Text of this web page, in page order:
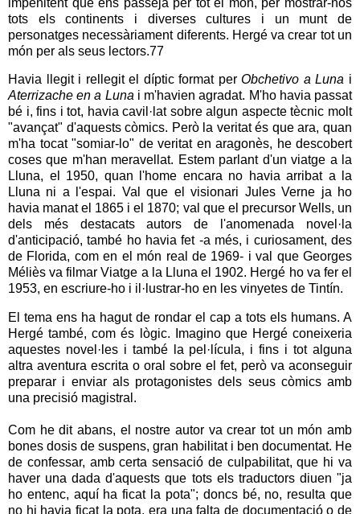
tots els continents i diverses cultures i un munt de
personatges necessàriament diferents. Hergé va crear tot un
món per als seus lectors.77
Havia llegit i rellegit el díptic format perObchetivo a Luna i
Aterrizache en a Lunai m'havien agradat. M'ho havia passat
bé i, fins i tot, havia cavil·lat sobre algun aspecte tècnic molt
"avançat" d'aquests còmics. Però la veritat és que ara, quan
m'ha tocat "somiar-lo" de veritat en aragonès, he descobert
coses que m'han meravellat. Estem parlant d'un viatge a la
Lluna, el 1950, quan l'home encara no havia arribat a la
Lluna ni a l'espai. Val que el visionari Jules Verne ja ho
havia manat el 1865 i el 1870; val que el precursor Wells, un
dels més destacats autors de l'anomenada novel·la
d'anticipació, també ho havia fet -a més, i curiosament, des
de Florida, com en el món real de 1969- i val que Georges
Méliès va filmar Viatge a la Lluna el 1902. Hergé ho va fer el
1953, en escriure-ho i il·lustrar-ho en les vinyetes de Tintín.
El tema ens ha hagut de rondar el cap a tots els humans. A
Hergé també, com és lògic. Imagino que Hergé coneixeria
aquestes novel·les i també la pel·lícula, i fins i tot alguna
altra aventura escrita o oral sobre el fet, però va aconseguir
preparar i enviar als protagonistes dels seus còmics amb
una precisió magistral.
Com he dit abans, el nostre autor va crear tot un món amb
bones dosis de suspens, gran habilitat i ben documentat. He
de confessar, amb certa sensació de culpabilitat, que hi va
haver una dada d'aquests que tots els traductors diuen "ja
ho entenc, aquí ha ficat la pota"; doncs bé, no, resulta que
no hi havia ficat la pota, era una falta de documentació o de